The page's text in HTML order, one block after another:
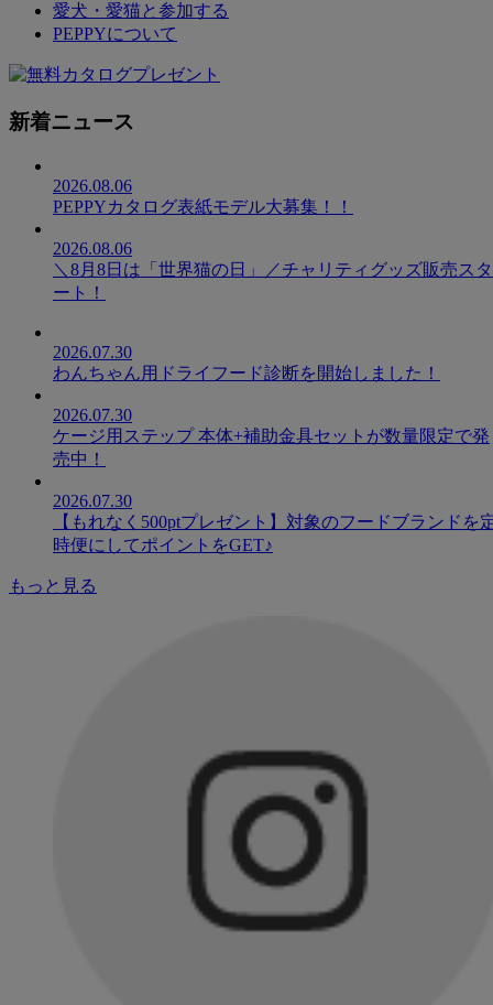
愛犬・愛猫と参加する
PEPPYについて
新着ニュース
2026.08.06
PEPPYカタログ表紙モデル大募集！！
2026.08.06
＼8月8日は「世界猫の日」／チャリティグッズ販売スタ
ート！
2026.07.30
わんちゃん用ドライフード診断を開始しました！
2026.07.30
ケージ用ステップ 本体+補助金具セットが数量限定で発
売中！
2026.07.30
【もれなく500ptプレゼント】対象のフードブランドを
時便にしてポイントをGET♪
もっと見る